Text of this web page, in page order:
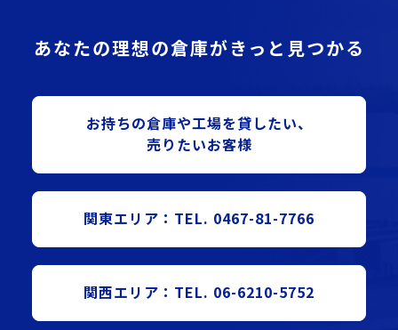
あなたの理想の倉庫がきっと見つかる
お持ちの倉庫や⼯場を貸したい、
売りたいお客様
関東エリア：TEL. 0467-81-7766
関西エリア：TEL. 06-6210-5752